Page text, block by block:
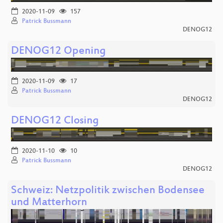
2020-11-09
157
Patrick Bussmann
DENOG12
DENOG12 Opening
2020-11-09
17
Patrick Bussmann
DENOG12
DENOG12 Closing
2020-11-10
10
Patrick Bussmann
DENOG12
Schweiz: Netzpolitik zwischen Bodensee
und Matterhorn